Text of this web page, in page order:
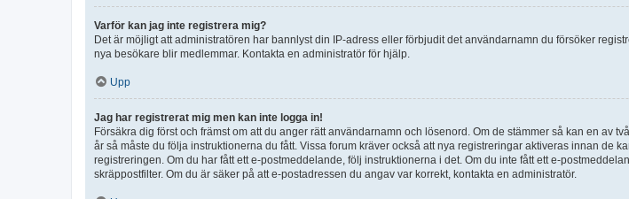
Varför kan jag inte registrera mig?
Det är möjligt att administratören har bannlyst din IP-adress eller förbjudit det användarnamn du försöker
nya besökare blir medlemmar. Kontakta en administratör för hjälp.
Upp
Jag har registrerat mig men kan inte logga in!
Försäkra dig först och främst om att du anger rätt användarnamn och lösenord. Om de stämmer så kan en av
år så måste du följa instruktionerna du fått. Vissa forum kräver också att nya registreringar aktiveras innan
registreringen. Om du har fått ett e-postmeddelande, följ instruktionerna i det. Om du inte fått ett e-
skräppostfilter. Om du är säker på att e-postadressen du angav var korrekt, kontakta en administratör.